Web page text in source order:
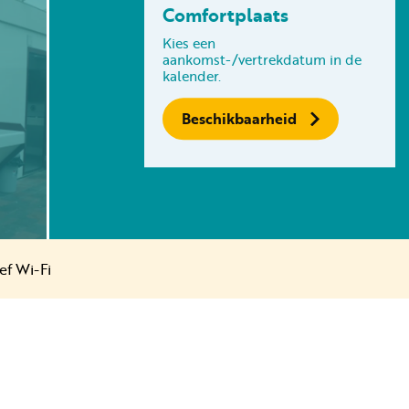
Volg ons op social media
Wi-Fi
Comfortplaats
Kies een
aankomst-/vertrekdatum in de
kalender.
Beschikbaarheid